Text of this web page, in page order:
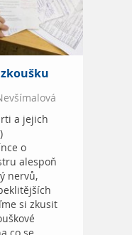
a jejich
o
alespoň
nervů,
si zkusit